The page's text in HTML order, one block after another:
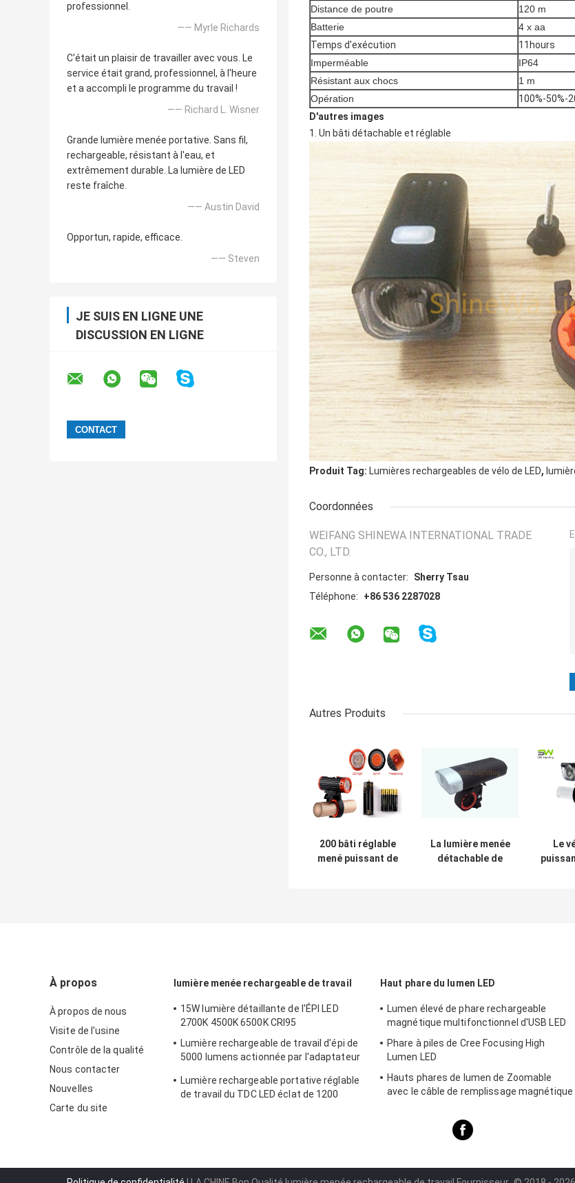
professionnel.
—— Myrle Richards
C'était un plaisir de travailler avec vous. Le
service était grand, professionnel, à l'heure
et a accompli le programme du travail !
—— Richard L. Wisner
Grande lumière menée portative. Sans fil,
rechargeable, résistant à l'eau, et
extrêmement durable. La lumière de LED
reste fraîche.
—— Austin David
Opportun, rapide, efficace.
—— Steven
JE SUIS EN LIGNE UNE
DISCUSSION EN LIGNE
Distance de poutre
120 m
Batterie
4 x aa
Temps d'exécution
11hours
Imperméable
IP64
Résistant aux chocs
1 m
Opération
100%-50%-
D'autres images
1. Un bâti détachable et réglable
Produit Tag: Lumières rechargeables de vélo de LED,
Coordonnées
WEIFANG SHINEWA INTERNATIONAL TRADE
CO., LTD.
Personne à contacter:
Sherry Tsau
Téléphone:
+86 536 2287028
Autres Produits
200 bâti réglable
mené puissant de
La lumière menée
détachable de
Le
À propos
À propos de nous
Visite de l'usine
Contrôle de la qualité
Nous contacter
Nouvelles
Carte du site
lumière menée rechargeable de travail
15W lumière détaillante de l'ÉPI LED
2700K 4500K 6500K CRI95
Lumière rechargeable de travail d'épi de
5000 lumens actionnée par l'adaptateur
Lumière rechargeable portative réglable
de travail du TDC LED éclat de 1200
Haut phare du lumen LED
Lumen élevé de phare rechargeable
magnétique multifonctionnel d'USB LED
Phare à piles de Cree Focusing High
Lumen LED
Hauts phares de lumen de Zoomable
avec le câble de remplissage magnétique